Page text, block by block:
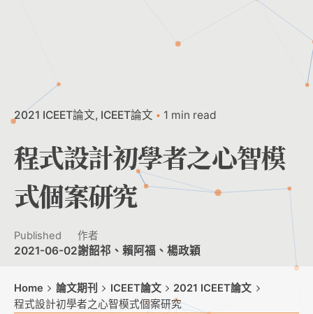
2021 ICEET論文 ICEET論文 1 min read
程式設計初學者之心智模
式個案研究
Published
2021-06-02
作者
謝韶祁、賴阿福、楊政穎
Home 論文期刊 ICEET論文
2021 ICEET論文
程式設計初學者之心智模式個案研究